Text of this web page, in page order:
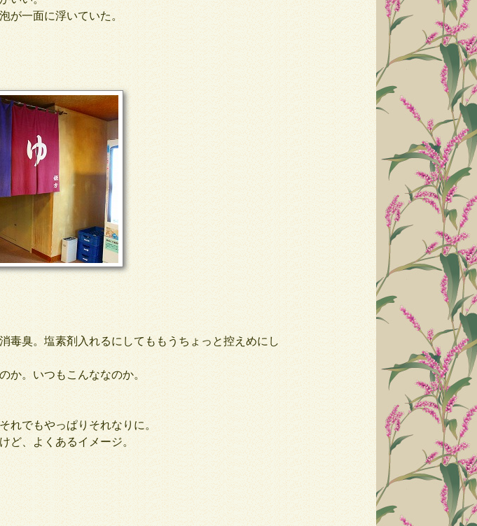
が一面に浮いていた。
臭。塩素剤入れるにしてももうちょっと控えめにし
か。いつもこんななのか。
でもやっぱりそれなりに。
ど、よくあるイメージ。